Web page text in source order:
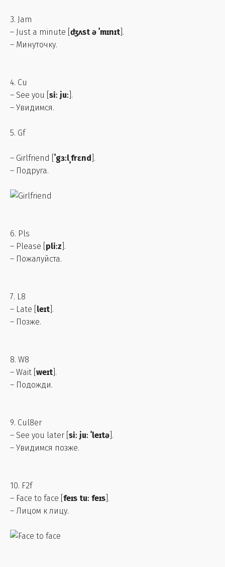
3. Jam
– Just a minute [ ʤʌst ə ˈmɪnɪt ].
– Минуточку.
4. Cu
– See you [ siː juː ].
– Увидимся.
5. Gf
– Girlfriend [ ˈgɜːlˌfrɛnd ].
– Подруга.
6. Pls
– Please [ pliːz ].
– Пожалуйста.
7. L8
– Late [ leɪt ].
– Позже.
8. W8
– Wait [ weɪt ].
– Подожди.
9. Cul8er
– See you later [ siː juː ˈleɪtə ].
– Увидимся позже.
10. F2f
– Face to face [ feɪs tuː feɪs ].
– Лицом к лицу.